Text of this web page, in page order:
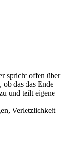
spricht offen über
das das Ende
und teilt eigene
Verletzlichkeit